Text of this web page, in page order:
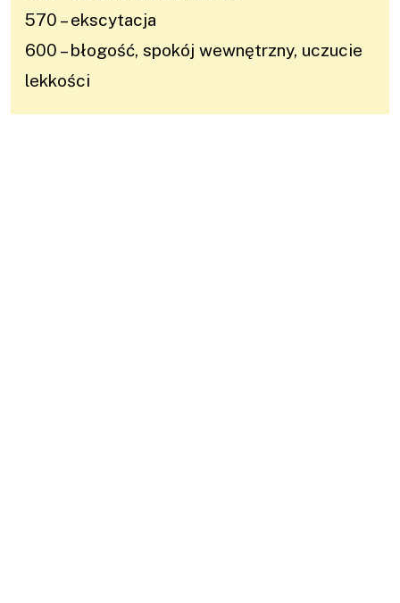
570 – ekscytacja
600 – błogość, spokój wewnętrzny, uczucie
lekkości